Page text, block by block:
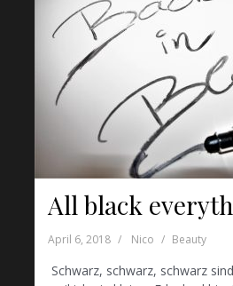
All black
April 6, 2018 Nico Beauty
Schwarz, schwarz, schwarz